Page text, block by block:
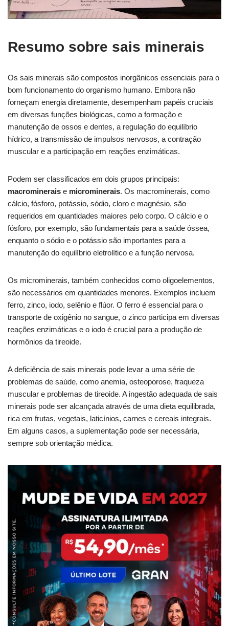
Resumo sobre sais minerais
Os sais minerais são compostos inorgânicos essenciais para o
bom funcionamento do organismo humano. Embora não
forneçam energia diretamente, desempenham papéis cruciais
em diversas funções biológicas, como a formação e
manutenção de ossos e dentes, a regulação do equilíbrio
hídrico, a transmissão de impulsos nervosos, a contração
muscular e a participação em reações enzimáticas.
Podem ser classificados em dois grupos principais:
macrominerais e microminerais. Os macrominerais, como
cálcio, fósforo, potássio, sódio, cloro e magnésio, são
requeridos em quantidades maiores pelo corpo. O cálcio e o
fósforo, por exemplo, são fundamentais para a saúde óssea,
enquanto o sódio e o potássio são importantes para a
manutenção do equilíbrio eletrolítico e a função nervosa.
Os microminerais, também conhecidos como oligoelementos,
são necessários em quantidades menores. Exemplos incluem
ferro, zinco, iodo, selênio e flúor. O ferro é essencial para o
transporte de oxigênio no sangue, o zinco participa em diversas
reações enzimáticas e o iodo é crucial para a produção de
hormônios da tireoide.
A deficiência de sais minerais pode levar a uma série de
problemas de saúde, como anemia, osteoporose, fraqueza
muscular e problemas de tireoide. A ingestão adequada de sais
minerais pode ser alcançada através de uma dieta equilibrada,
rica em frutas, vegetais, laticínios, carnes e cereais integrais.
Em alguns casos, a suplementação pode ser necessária,
sempre sob orientação médica.